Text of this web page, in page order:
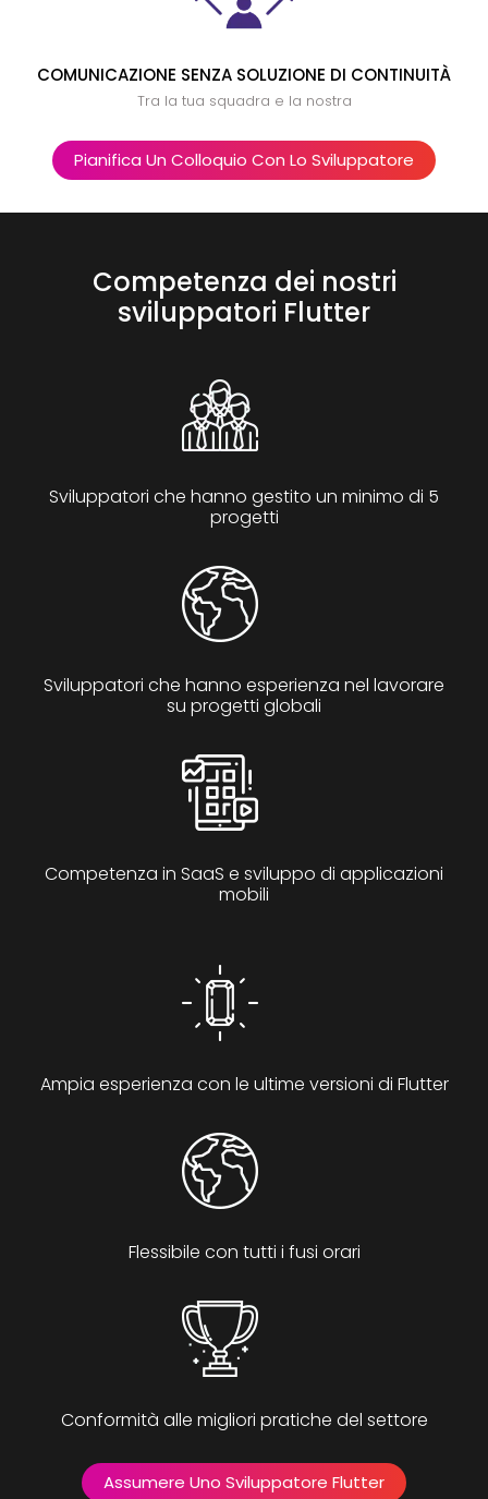
COMUNICAZIONE SENZA SOLUZIONE DI CONTINUITÀ
Tra la tua squadra e la nostra
Pianifica Un Colloquio Con Lo Sviluppatore
Competenza dei nostri
sviluppatori Flutter
Sviluppatori che hanno gestito un minimo di 5
progetti
Sviluppatori che hanno esperienza nel lavorare
su progetti globali
Competenza in SaaS e sviluppo di applicazioni
mobili
Ampia esperienza con le ultime versioni di Flutter
Flessibile con tutti i fusi orari
Conformità alle migliori pratiche del settore
Assumere Uno Sviluppatore Flutter